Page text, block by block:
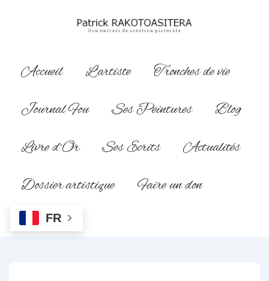
principal
Navigation
Accueil L’artiste
Tronches de vie
Journal Fou
Ses Peintures
Blog
Livre d’Or
Ses Ecrits
Actualités
Dossier artistique
Faire un don
FR